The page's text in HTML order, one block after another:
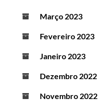
Março 2023
Fevereiro 2023
Janeiro 2023
Dezembro 2022
Novembro 2022